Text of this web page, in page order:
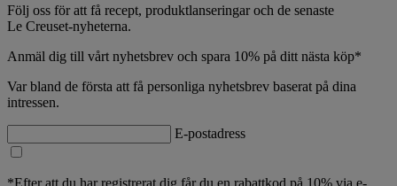
Följ oss för att få recept, produktlanseringar och de senaste
Le Creuset-nyheterna.
Anmäl dig till vårt nyhetsbrev och spara 10% på ditt nästa köp*
Var bland de första att få personliga nyhetsbrev baserat på dina
intressen.
E-postadress